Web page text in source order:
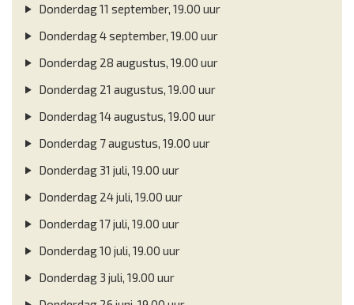
Donderdag 11 september, 19.00 uur
Donderdag 4 september, 19.00 uur
Donderdag 28 augustus, 19.00 uur
Donderdag 21 augustus, 19.00 uur
Donderdag 14 augustus, 19.00 uur
Donderdag 7 augustus, 19.00 uur
Donderdag 31 juli, 19.00 uur
Donderdag 24 juli, 19.00 uur
Donderdag 17 juli, 19.00 uur
Donderdag 10 juli, 19.00 uur
Donderdag 3 juli, 19.00 uur